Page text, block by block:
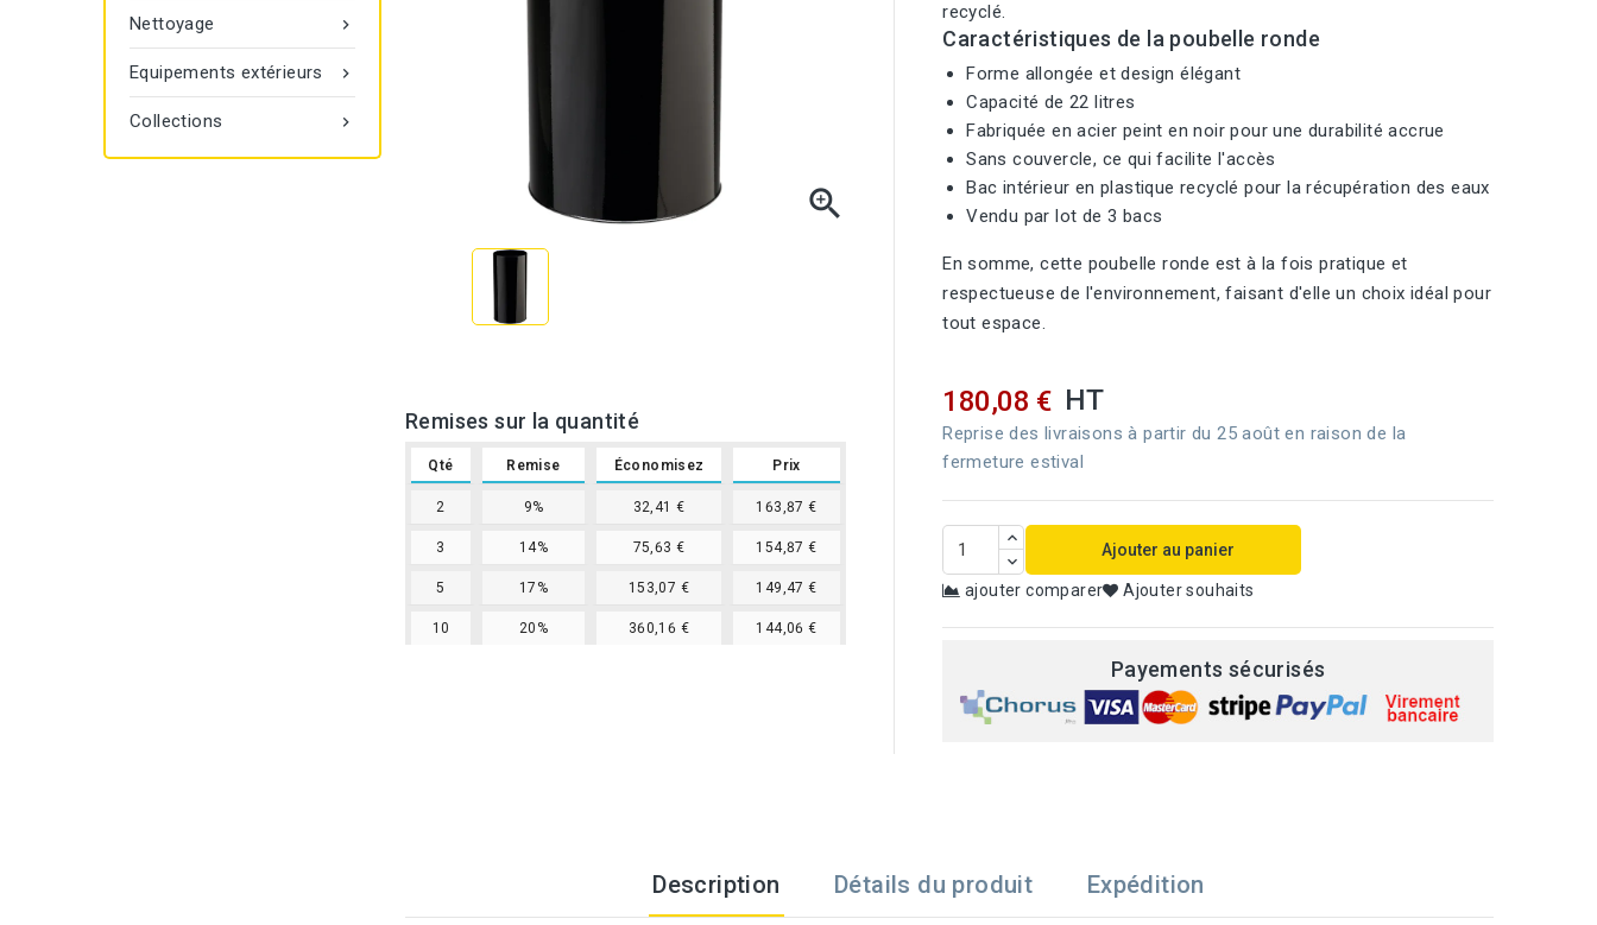

Nettoyage

Equipements extérieurs

Collections

Remises sur la quantité
Qté Remise Économisez Prix
2 9% 32,41 € 163,87 €
3 14% 75,63 € 154,87 €
5 17% 153,07 € 149,47 €
10 20% 360,16 € 144,06 €
recyclé.
Caractéristiques de la poubelle ronde
Forme allongée et design élégant
Capacité de 22 litres
Fabriquée en acier peint en noir pour une durabilité accrue
Sans couvercle, ce qui facilite l'accès
Bac intérieur en plastique recyclé pour la récupération des eaux
Vendu par lot de 3 bacs
En somme, cette poubelle ronde est à la fois pratique et
respectueuse de l'environnement, faisant d'elle un choix idéal pour
tout espace.
180,08 € HT
Reprise des livraisons à partir du 25 août en raison de la
fermeture estival
Ajouter au panier
ajouter comparer Ajouter souhaits
Payements sécurisés
Description Détails du produit Expédition